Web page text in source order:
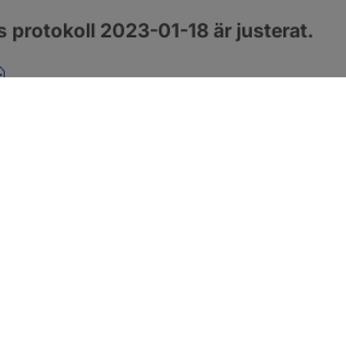
protokoll 2023-01-18 är justerat.
pdf, 552.6 kB, öppnas i nytt fönster.